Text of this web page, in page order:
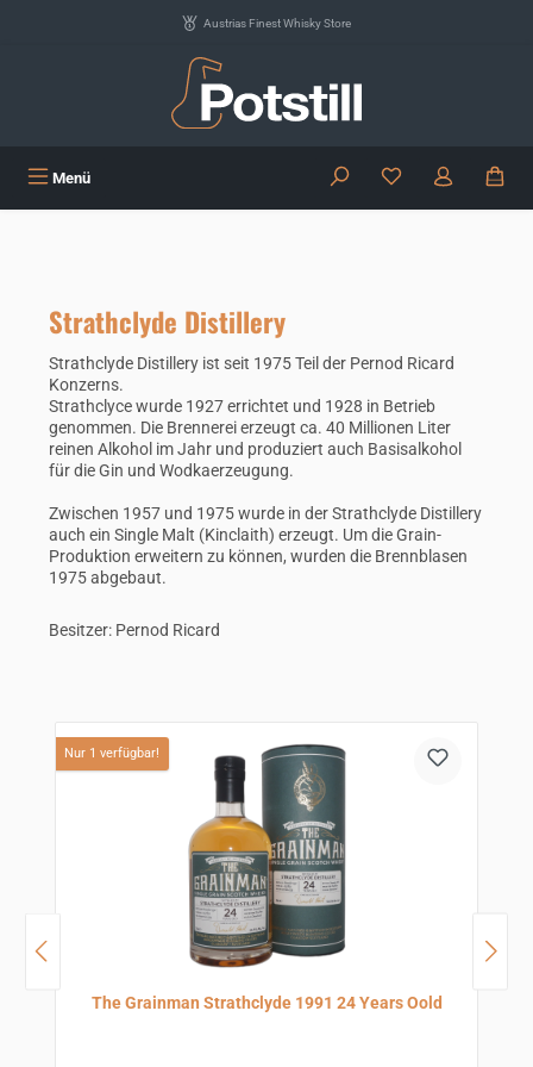
Austrias Finest Whisky Store
Menü Du hast 0
Strathclyde Distillery
Strathclyde Distillery ist seit 1975 Teil der Pernod Ricard
Konzerns.
Strathclyce wurde 1927 errichtet und 1928 in Betrieb
genommen. Die Brennerei erzeugt ca. 40 Millionen Liter
reinen Alkohol im Jahr und produziert auch Basisalkohol
für die Gin und Wodkaerzeugung.
Zwischen 1957 und 1975 wurde in der Strathclyde Distillery
auch ein Single Malt (Kinclaith) erzeugt. Um die Grain-
Produktion erweitern zu können, wurden die Brennblasen
1975 abgebaut.
Besitzer: Pernod Ricard
Nur 1 verfügbar!
The Grainman Strathclyde 1991 24 Years Oold